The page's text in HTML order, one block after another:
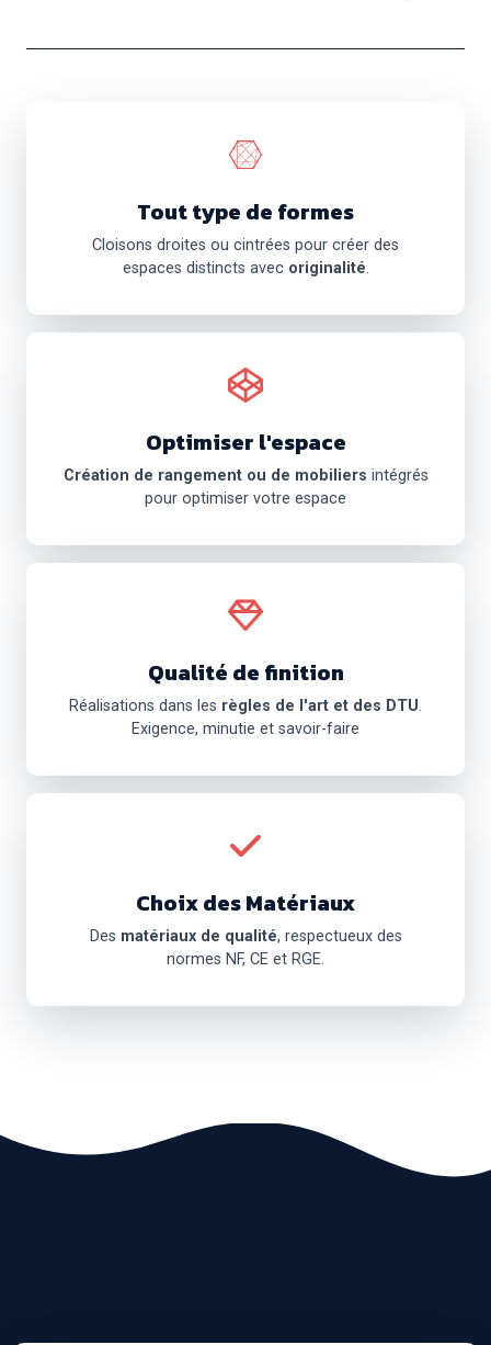
Tout type de formes
Cloisons droites ou cintrées pour créer des
espaces distincts avec originalité.
Optimiser l'espace
Création de rangement ou de mobiliers intégrés
pour optimiser votre espace
Qualité de finition
Réalisations dans les règles de l'art et des DTU.
Exigence, minutie et savoir-faire
Choix des Matériaux
Des matériaux de qualité, respectueux des
normes NF, CE et RGE.